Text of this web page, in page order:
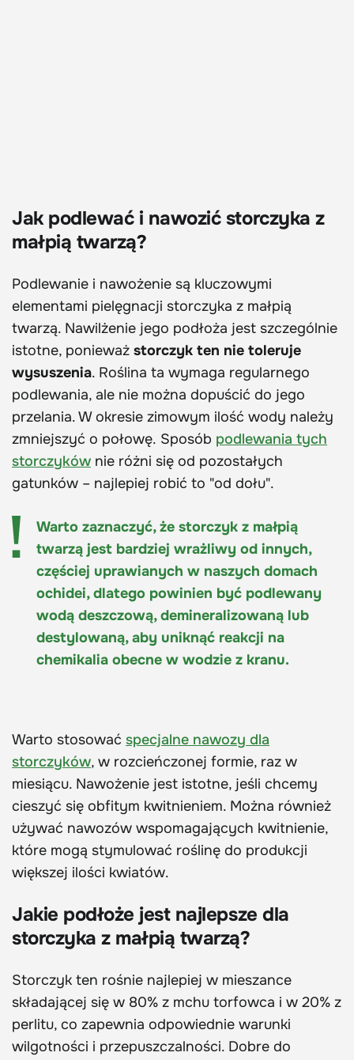
Jak podlewać i nawozić storczyka z
małpią twarzą?
Podlewanie i nawożenie są kluczowymi
elementami pielęgnacji storczyka z małpią
twarzą. Nawilżenie jego podłoża jest szczególnie
istotne, ponieważ storczyk ten nie toleruje
wysuszenia. Roślina ta wymaga regularnego
podlewania, ale nie można dopuścić do jego
przelania. W okresie zimowym ilość wody należy
zmniejszyć o połowę. Sposób podlewania tych
storczyków nie różni się od pozostałych
gatunków – najlepiej robić to "od dołu".
Warto zaznaczyć, że storczyk z małpią
twarzą jest bardziej wrażliwy od innych,
częściej uprawianych w naszych domach
ochidei, dlatego powinien być podlewany
wodą deszczową, demineralizowaną lub
destylowaną, aby uniknąć reakcji na
chemikalia obecne w wodzie z kranu.
Warto stosować specjalne nawozy dla
storczyków, w rozcieńczonej formie, raz w
miesiącu. Nawożenie jest istotne, jeśli chcemy
cieszyć się obfitym kwitnieniem. Można również
używać nawozów wspomagających kwitnienie,
które mogą stymulować roślinę do produkcji
większej ilości kwiatów.
Jakie podłoże jest najlepsze dla
storczyka z małpią twarzą?
Storczyk ten rośnie najlepiej w mieszance
składającej się w 80% z mchu torfowca i w 20% z
perlitu, co zapewnia odpowiednie warunki
wilgotności i przepuszczalności. Dobre do